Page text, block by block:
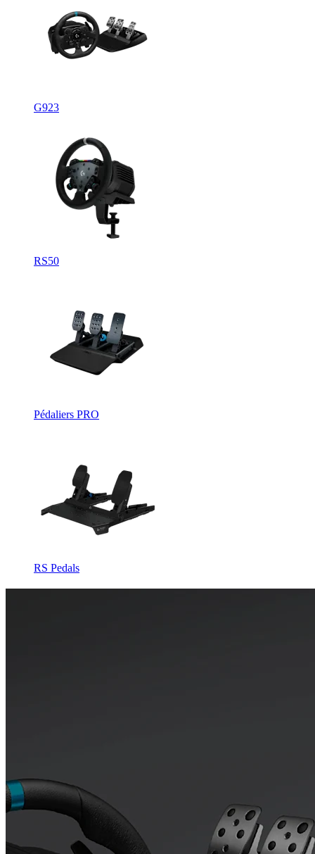
G923
RS50
Pédaliers PRO
RS Pedals